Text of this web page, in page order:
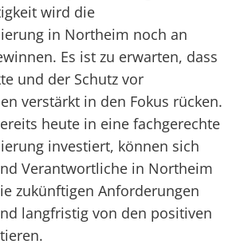
wird die
in Northeim noch an
Es ist zu erwarten, dass
und der Schutz vor
verstärkt in den Fokus rücken.
heute in eine fachgerechte
investiert, können sich
Verantwortliche in Northeim
zukünftigen Anforderungen
langfristig von den positiven